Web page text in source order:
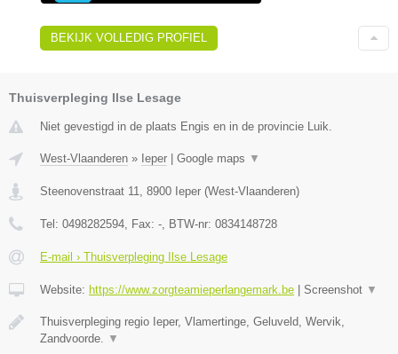
BEKIJK VOLLEDIG PROFIEL
Thuisverpleging Ilse Lesage
Niet gevestigd in de plaats Engis en in de provincie Luik.
West-Vlaanderen » Ieper Google maps ▼
Steenovenstraat 11, 8900 Ieper (West-Vlaanderen)
Tel: 0498282594, Fax: -, BTW-nr: 0834148728
E-mail › Thuisverpleging Ilse Lesage
Website: https://www.zorgteamieperlangemark.be Screenshot ▼
Thuisverpleging regio Ieper, Vlamertinge, Geluveld, Wervik,
Zandvoorde. ▼